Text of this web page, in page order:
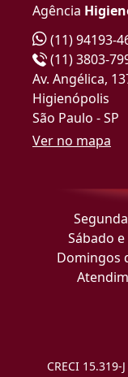
Agência
(11) 94193-
(11) 3803-
Av. Angélica,
Higienópolis
São Paulo - SP
Ver no mapa
Sábado
Domingos
CRECI